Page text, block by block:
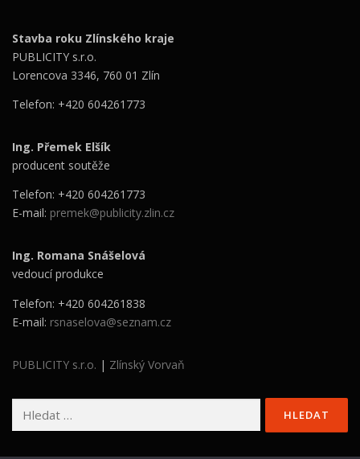
Stavba roku Zlínského kraje
PUBLICITY s.r.o.
Lorencova 3346, 760 01 Zlín
Telefon: +420 604261773
Ing. Přemek Elšík
producent soutěže
Telefon: +420 604261773
E-mail: premek@publicity.zlin.cz
Ing. Romana Snášelová
vedoucí produkce
Telefon: +420 604261838
E-mail: rsnaselova@seznam.cz
PUBLICITY s.r.o. | Zlínský Vorvaň